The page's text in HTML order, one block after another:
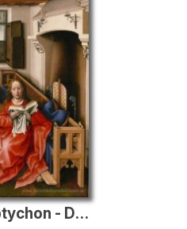
Die Mérode-Triptychon - Die Verkündigung